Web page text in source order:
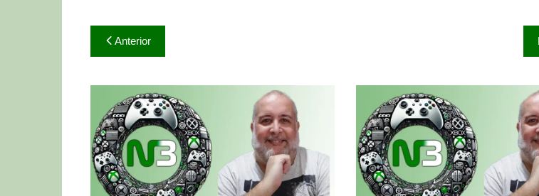
Navegação
de
Post
Anterior